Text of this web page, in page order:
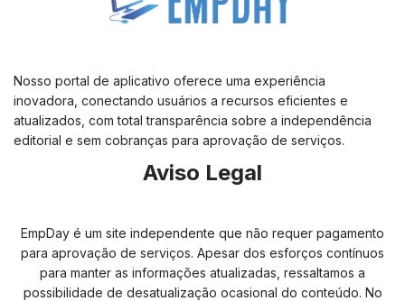
Nosso portal de aplicativo oferece uma experiência
inovadora, conectando usuários a recursos eficientes e
atualizados, com total transparência sobre a independência
editorial e sem cobranças para aprovação de serviços.
Aviso Legal
EmpDay é um site independente que não requer pagamento
para aprovação de serviços. Apesar dos esforços contínuos
para manter as informações atualizadas, ressaltamos a
possibilidade de desatualização ocasional do conteúdo. No